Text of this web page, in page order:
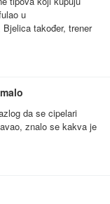
u
također, trener
da se cipelari
znalo se kakva je